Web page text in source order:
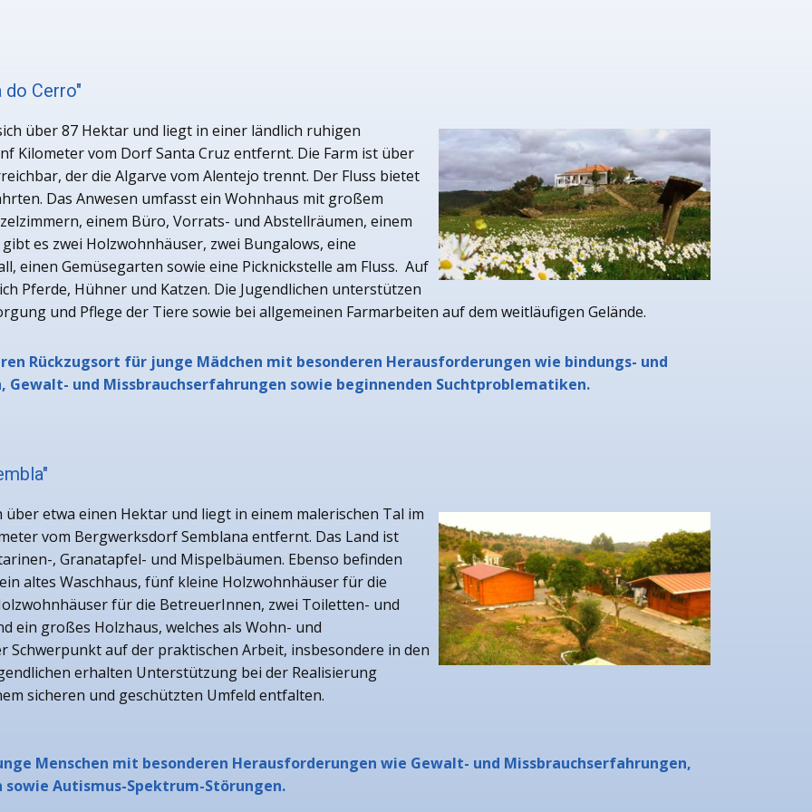
do Cerro"
über 87 Hektar und liegt in einer ländlich ruhigen
Kilometer vom Dorf Santa Cruz entfernt. Die Farm ist über
der die Algarve vom Alentejo trennt. Der Fluss bietet
Das Anwesen umfasst ein Wohnhaus mit großem
einem Büro, Vorrats- und Abstellräumen, einem
es zwei Holzwohnhäuser, zwei Bungalows, eine
einen Gemüsegarten sowie eine Picknickstelle am Fluss. Auf
Pferde, Hühner und Katzen. Die Jugendlichen unterstützen
und Pflege der Tiere sowie bei allgemeinen Farmarbeiten auf dem weitläufigen Gelände.
Rückzugsort für junge Mädchen mit besonderen Herausforderungen wie bindungs- und
und Missbrauchserfahrungen sowie beginnenden Suchtproblematiken.
über etwa einen Hektar und liegt in einem malerischen Tal im
vom Bergwerksdorf Semblana entfernt. Das Land ist
, Granatapfel- und Mispelbäumen. Ebenso befinden
altes Waschhaus, fünf kleine Holzwohnhäuser für die
für die BetreuerInnen, zwei Toiletten- und
ein großes Holzhaus, welches als Wohn- und
Schwerpunkt auf der praktischen Arbeit, insbesondere in den
erhalten Unterstützung bei der Realisierung
sicheren und geschützten Umfeld entfalten.
Menschen mit besonderen Herausforderungen wie Gewalt- und Missbrauchserfahrungen,
Autismus-Spektrum-Störungen.